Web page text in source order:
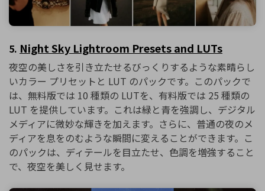
5. Night Sky Lightroom Presets and LUTs
夜空の美しさを引き立たせるびっくりするような素晴らし
いカラー プリセットと LUT のパックです。このパックで
は、無料版では 10 種類の LUTを、有料版では 25 種類の
LUT を提供しています。これは緑と青を強調し、デジタル
メディアに微妙な輝きを加えます。さらに、普通の夜のメ
ディアを息をのむような瞬間に変えることができます。こ
のパックは、ディテールを目立たせ、色調を増強すること
で、夜空を美しく見せます。